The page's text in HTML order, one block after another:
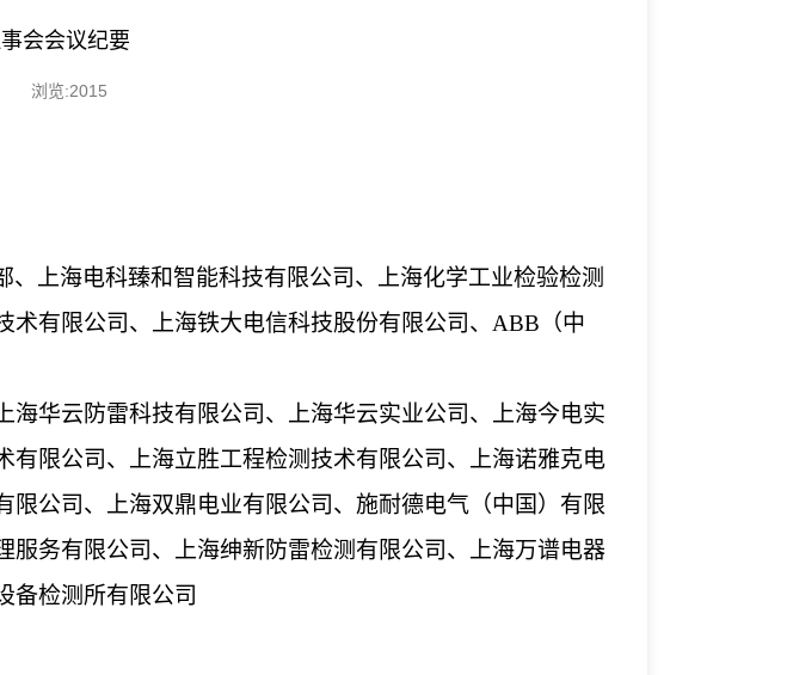
会会议纪要
浏览:2015
上海电科臻和智能科技有限公司、上海化学工业检验检测
有限公司、上海铁大电信科技股份有限公司、 ABB（中
海华云防雷科技有限公司、上海华云实业公司、上海今电实
限公司、上海立胜工程检测技术有限公司、上海诺雅克电
公司、上海双鼎电业有限公司、施耐德电气（中国）有限
务有限公司、上海绅新防雷检测有限公司、上海万谱电器
备检测所有限公司